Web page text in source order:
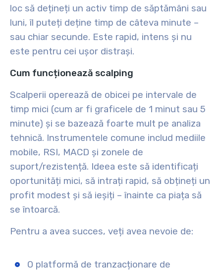
loc să dețineți un activ timp de săptămâni sau
luni, îl puteți deține timp de câteva minute –
sau chiar secunde. Este rapid, intens și nu
este pentru cei ușor distrași.
Cum funcționează scalping
Scalperii operează de obicei pe intervale de
timp mici (cum ar fi graficele de 1 minut sau 5
minute) și se bazează foarte mult pe analiza
tehnică. Instrumentele comune includ mediile
mobile, RSI, MACD și zonele de
suport/rezistență. Ideea este să identificați
oportunități mici, să intrați rapid, să obțineți un
profit modest și să ieșiți – înainte ca piața să
se întoarcă.
Pentru a avea succes, veți avea nevoie de:
O platformă de tranzacționare de